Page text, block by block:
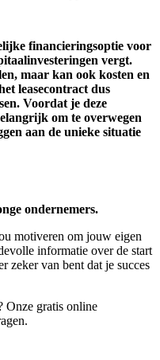
financieringsoptie voor
vergt.
maar kan ook kosten en
leasecontract dus
Voordat je deze
om te overwegen
aan de unieke situatie
ondernemers.
motiveren om jouw eigen
informatie over de start
zeker van bent dat je succes
Onze gratis online